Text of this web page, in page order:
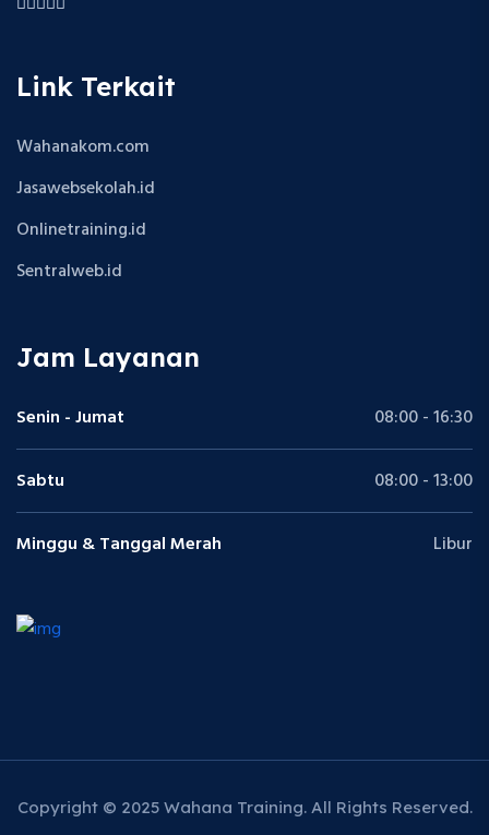
Link Terkait
Wahanakom.com
Jasawebsekolah.id
Onlinetraining.id
Sentralweb.id
Jam Layanan
Senin - Jumat 08:00 - 16:30
Sabtu 08:00 - 13:00
Minggu & Tanggal Merah Libur
Copyright © 2025 Wahana Training. All Rights Reserved.